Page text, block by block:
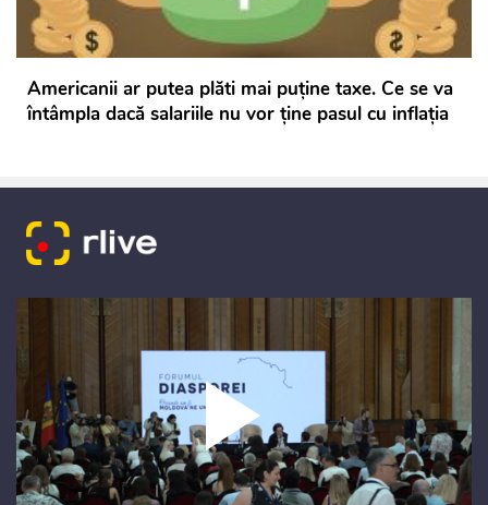
Americanii ar putea plăti mai puţine taxe. Ce se va
întâmpla dacă salariile nu vor ține pasul cu inflația